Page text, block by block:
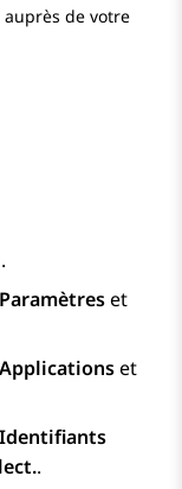
de votre
.
Paramètreset
Applicationset
Identifiants
.